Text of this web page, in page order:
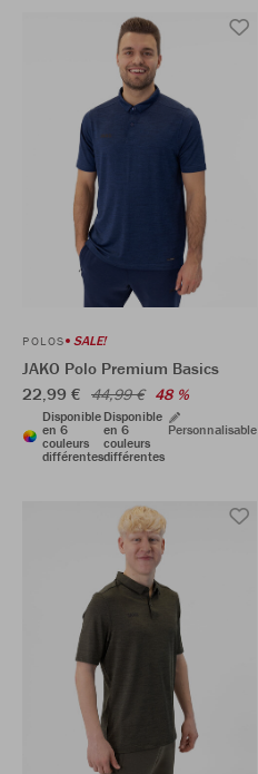
POLOS SALE!
JAKO Polo Premium Basics
22,99 € 44,99 € 48 %
Disponible
en 6
couleurs
différentes
Disponible
en 6
couleurs
différentes
Personnalisable